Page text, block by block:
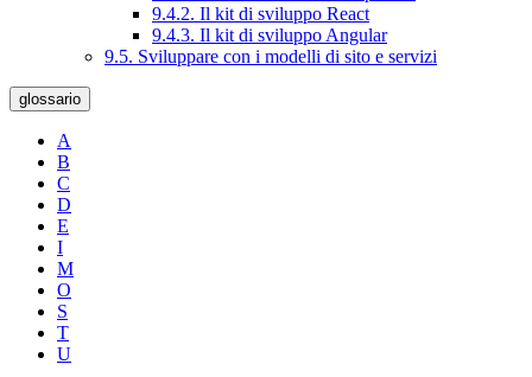
9.4.2. Il kit di sviluppo React
9.4.3. Il kit di sviluppo Angular
9.5. Sviluppare con i modelli di sito e servizi
glossario
A
B
C
D
E
I
M
O
S
T
U